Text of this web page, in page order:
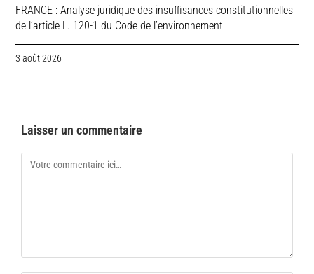
FRANCE : Analyse juridique des insuffisances constitutionnelles
de l’article L. 120-1 du Code de l’environnement
3 août 2026
Laisser un commentaire